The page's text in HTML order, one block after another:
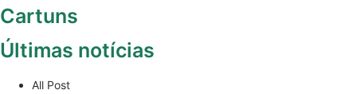
Cartuns
Últimas notícias
All Post